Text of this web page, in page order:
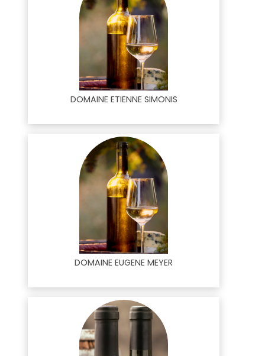
DOMAINE ETIENNE SIMONIS
DOMAINE EUGENE MEYER